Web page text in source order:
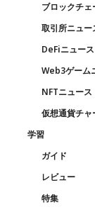
ブロックチ
取引所ニュー
DeFiニュース
Web3ゲーム
NFTニュース
仮想通貨チャ
学習
ガイド
レビュー
特集